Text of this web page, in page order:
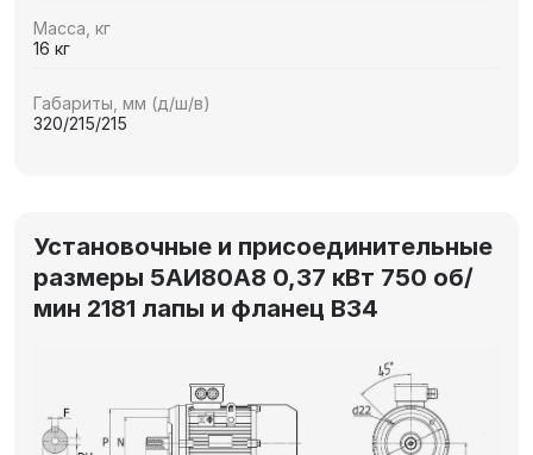
Масса, кг
16 кг
Габариты, мм (д/ш/в)
320/215/215
Установочные и присоединительные
размеры 5АИ80А8 0,37 кВт 750 об/
мин 2181 лапы и фланец В34